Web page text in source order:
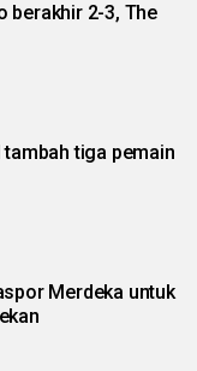
berakhir 2-3, The
tiga pemain
Merdeka untuk